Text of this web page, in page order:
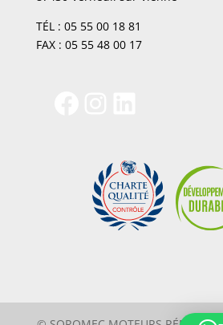
TÉL : 05 55 00 18 81
FAX : 05 55 48 00 17